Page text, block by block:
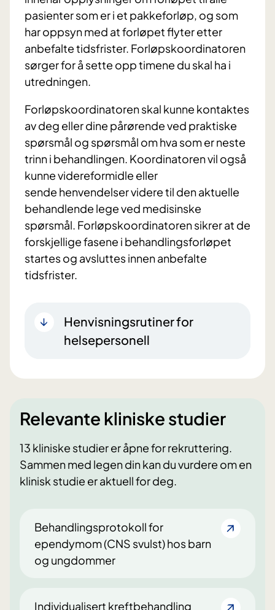
pasienter som er i et pakkeforløp, og som
har oppsyn med at forløpet flyter etter
anbefalte tidsfrister. Forløpskoordinatoren
sørger for å sette opp timene du skal ha i
utredningen.
Forløpskoordinatoren skal kunne kontaktes
av deg eller dine pårørende ved praktiske
spørsmål og spørsmål om hva som er neste
trinn i behandlingen. Koordinatoren vil også
kunne videreformidle eller
sende henvendelser videre til den aktuelle
behandlende lege ved medisinske
spørsmål. Forløpskoordinatoren sikrer at de
forskjellige fasene i behandlingsforløpet
startes og avsluttes innen anbefalte
tidsfrister.
Henvisningsrutiner for
helsepersonell
Relevante kliniske studier
13 kliniske studier er åpne for rekruttering.
Sammen med legen din kan du vurdere om en
klinisk studie er aktuell for deg.
Behandlingsprotokoll for
ependymom (CNS svulst) hos barn
og ungdommer
Individualisert kreftbehandling